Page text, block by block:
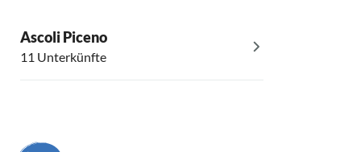
Ascoli Piceno
11 Unterkünfte